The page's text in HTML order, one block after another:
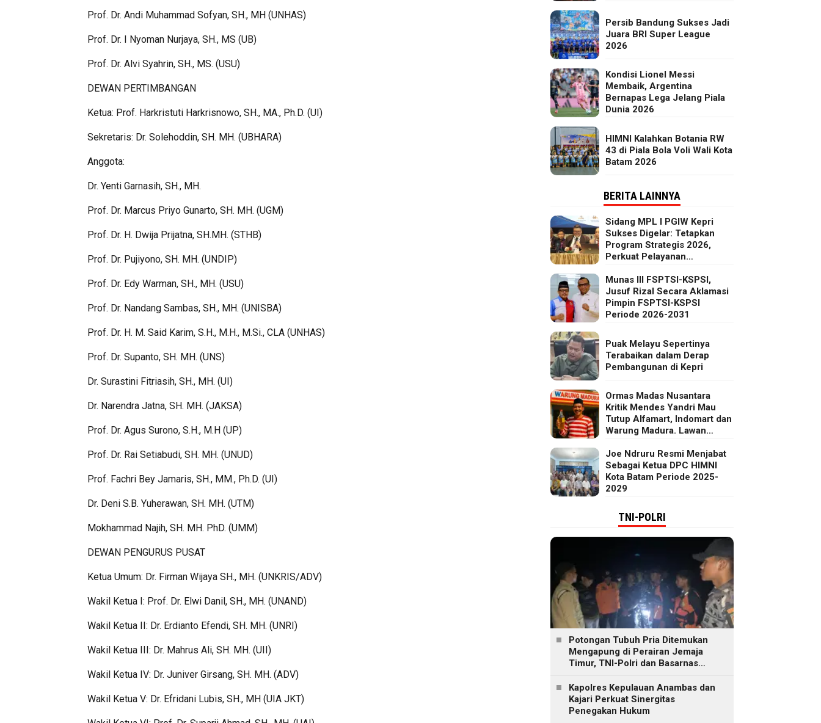
Prof. Dr. Andi Muhammad Sofyan, SH., MH (UNHAS)
Prof. Dr. I Nyoman Nurjaya, SH., MS (UB)
Prof. Dr. Alvi Syahrin, SH., MS. (USU)
DEWAN PERTIMBANGAN
Ketua: Prof. Harkristuti Harkrisnowo, SH., MA., Ph.D. (UI)
Sekretaris: Dr. Solehoddin, SH. MH. (UBHARA)
Anggota:
Dr. Yenti Garnasih, SH., MH.
Prof. Dr. Marcus Priyo Gunarto, SH. MH. (UGM)
Prof. Dr. H. Dwija Prijatna, SH.MH. (STHB)
Prof. Dr. Pujiyono, SH. MH. (UNDIP)
Prof. Dr. Edy Warman, SH., MH. (USU)
Prof. Dr. Nandang Sambas, SH., MH. (UNISBA)
Prof. Dr. H. M. Said Karim, S.H., M.H., M.Si., CLA (UNHAS)
Prof. Dr. Supanto, SH. MH. (UNS)
Dr. Surastini Fitriasih, SH., MH. (UI)
Dr. Narendra Jatna, SH. MH. (JAKSA)
Prof. Dr. Agus Surono, S.H., M.H (UP)
Prof. Dr. Rai Setiabudi, SH. MH. (UNUD)
Prof. Fachri Bey Jamaris, SH., MM., Ph.D. (UI)
Dr. Deni S.B. Yuherawan, SH. MH. (UTM)
Mokhammad Najih, SH. MH. PhD. (UMM)
DEWAN PENGURUS PUSAT
Ketua Umum: Dr. Firman Wijaya SH., MH. (UNKRIS/ADV)
Wakil Ketua I: Prof. Dr. Elwi Danil, SH., MH. (UNAND)
Wakil Ketua II: Dr. Erdianto Efendi, SH. MH. (UNRI)
Wakil Ketua III: Dr. Mahrus Ali, SH. MH. (UII)
Wakil Ketua IV: Dr. Juniver Girsang, SH. MH. (ADV)
Wakil Ketua V: Dr. Efridani Lubis, SH., MH (UIA JKT)
Persib Bandung Sukses Jadi
Juara BRI Super League
2026
Kondisi Lionel Messi
Membaik, Argentina
Bernapas Lega Jelang Piala
Dunia 2026
HIMNI Kalahkan Botania RW
43 di Piala Bola Voli Wali Kota
Batam 2026
BERITA LAINNYA
Sidang MPL I PGIW Kepri
Sukses Digelar: Tetapkan
Program Strategis 2026,
Perkuat Pelayanan
Sosial
Munas III FSPTSI-KSPSI,
Jusuf Rizal Secara Aklamasi
Pimpin FSPTSI-KSPSI
Periode 2026-2031
Puak Melayu Sepertinya
Terabaikan dalam Derap
Pembangunan di Kepri
Ormas Madas Nusantara
Kritik Mendes Yandri Mau
Tutup Alfamart, Indomart dan
Warung Madura. Lawan
Joe Ndruru Resmi Menjabat
Sebagai Ketua DPC HIMNI
Kota Batam Periode 2025-
2029
TNI-POLRI
Potongan Tubuh Pria Ditemukan
Mengapung di Perairan Jemaja
Timur, TNI-Polri dan Basarnas
Kapolres Kepulauan Anambas dan
Kajari Perkuat Sinergitas
Penegakan Hukum